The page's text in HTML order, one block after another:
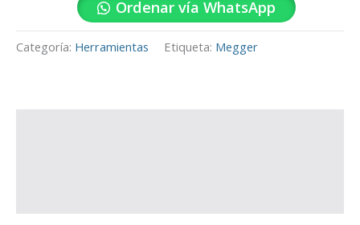
Ordenar vía WhatsApp
Categoría: Herramientas Etiqueta: Megger